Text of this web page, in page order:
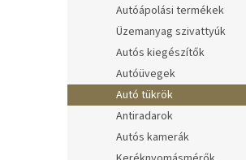
Autóápolási termékek
Üzemanyag szivattyúk
Autós kiegészítők
Autóüvegek
Autó tükrök
Antiradarok
Autós kamerák